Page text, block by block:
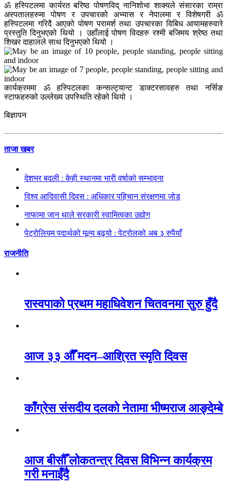
ॐ हस्पिटलमा कार्यरत बरिष्ठ पोषणविद् नानिशोभा शाक्यले संसारका राम्रा
अस्पतालहरुमा पोषण र उपचारको अभ्यास र नेपालमा र विशेषगरी ॐ
हस्पिटलमा गरिदै आएको पोषण परामर्श तथा उपचारका विबिध आयामहरुवारे
प्रस्तुति दिनुभएको थियो । उहाँलाई पोषण विदहरु रश्मी बजिमय श्रेष्ठ तथा
शिखर दाहालले साथ दिनुभएको थियो ।
कार्यक्रममा ॐ हस्पिटलका कन्सल्ट्यान्ट डाक्टरसावहरु तथा नर्सिङ
स्टाफहरुको उल्लेख्य उपस्थिति रहेको थियो ।
बिज्ञापन
ताजा खबर
देशभर बदली : केही स्थानमा भारी वर्षाको सम्भावना
विश्व आदिवासी दिवस : अधिकार पहिचान संरक्षणमा जोड
नाफामा जान थाले सरकारी स्वामित्वका उद्योग
पेट्रोलियम पदार्थको मूल्य बढ्यो : पेट्रोलको अब ३ रुपैयाँ
राजनीति
रास्वपाको प्रथम महाधिवेशन चितवनमा सुरु हुँदै
आज ३३ औँ मदन–आश्रित स्मृति दिवस
काँग्रेस संसदीय दलको नेतामा भीष्मराज आङ्देम्बे
आज बीसौँ लोकतन्त्र दिवस विभिन्न कार्यक्रम
गरी मनाइँदै